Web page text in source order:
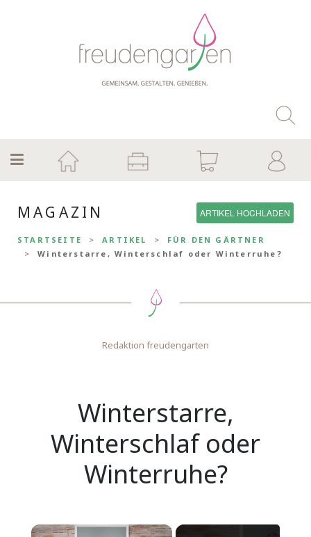
MAGAZIN ARTIKEL HOCHLADEN
STARTSEITE ARTIKEL
FÜR DEN GÄRTNER
Winterstarre, Winterschlaf oder Winterruhe?
Redaktion freudengarten
Winterstarre,
Winterschlaf oder
Winterruhe?
×